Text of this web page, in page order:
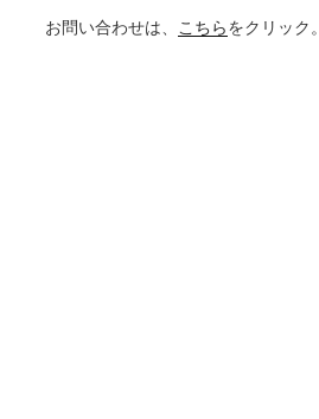
お問い合わせは、 こちらをクリック。